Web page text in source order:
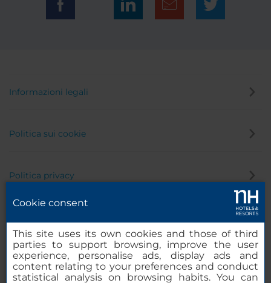
Informazioni legali
Politica sui cookie
Politica privacy
Cookie consent
This site uses its own cookies and those of third
parties to support browsing, improve the user
experience, personalise ads, display ads and
content relating to your preferences and conduct
statistical analysis on browsing habits. You can